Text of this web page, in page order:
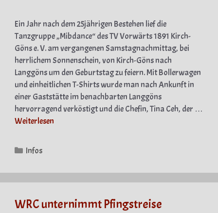
Ein Jahr nach dem 25jährigen Bestehen lief die
Tanzgruppe „Mibdance“ des TV Vorwärts 1891 Kirch-
Göns e. V. am vergangenen Samstagnachmittag, bei
herrlichem Sonnenschein, von Kirch-Göns nach
Langgöns um den Geburtstag zu feiern. Mit Bollerwagen
und einheitlichen T-Shirts wurde man nach Ankunft in
einer Gaststätte im benachbarten Langgöns
hervorragend verköstigt und die Chefin, Tina Ceh, der …
Weiterlesen
Kategorien
Infos
WRC unternimmt Pfingstreise